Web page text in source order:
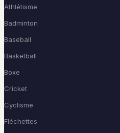
Athlétisme
Badminton
Baseball
Basketball
Boxe
Cricket
Cyclisme
Fléchettes